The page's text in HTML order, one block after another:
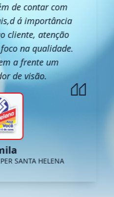
de contar com
á importância
cliente, atenção
na qualidade.
a frente um
de visão.
SANTA HELENA